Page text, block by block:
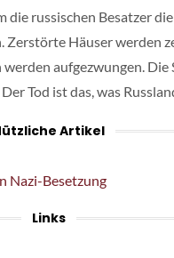
russischen Besatzer
Zerstörte Häuser werden
aufgezwungen.
Tod ist das, was
Artikel
Nazi-Besetzung
Links